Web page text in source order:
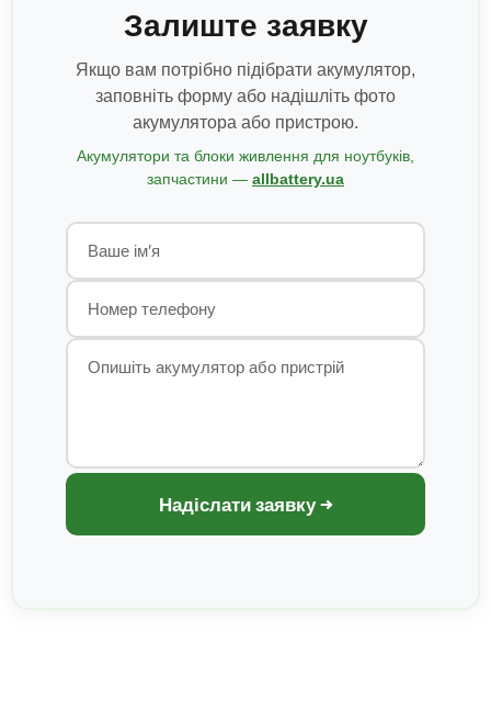
Залиште заявку
Якщо вам потрібно підібрати акумулятор,
заповніть форму або надішліть фото
акумулятора або пристрою.
Акумулятори та блоки живлення для ноутбуків,
запчастини — allbattery.ua
Надіслати заявку →